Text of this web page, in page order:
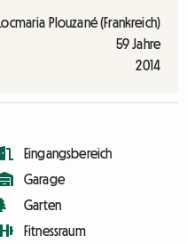
Locmaria Plouzané (Frankreich)
59 Jahre
2014
Eingangsbereich
Garage
Garten
Fitnessraum